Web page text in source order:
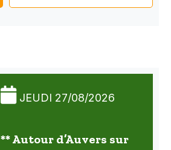
JEUDI 27/08/2026
** Autour d’Auvers sur